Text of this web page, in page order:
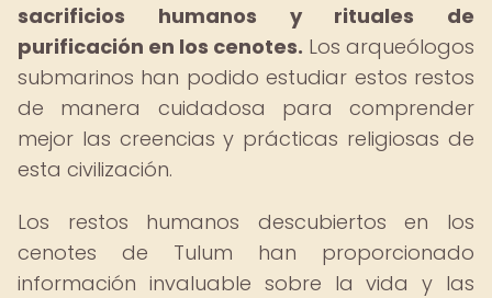
sacrificios humanos y rituales de
purificación en los cenotes. Los arqueólogos
submarinos han podido estudiar estos restos
de manera cuidadosa para comprender
mejor las creencias y prácticas religiosas de
esta civilización.
Los restos humanos descubiertos en los
cenotes de Tulum han proporcionado
información invaluable sobre la vida y las